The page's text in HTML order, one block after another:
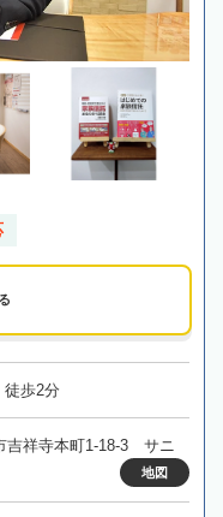
歩2分
吉祥寺本町1-18-3 サニ
地図